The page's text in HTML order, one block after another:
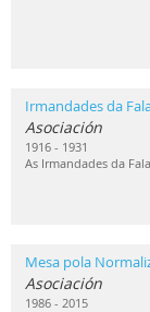
Irmandades da
Asociación
1916 - 1931
As Irmandades da
Mesa pola
Asociación
1986 - 2015